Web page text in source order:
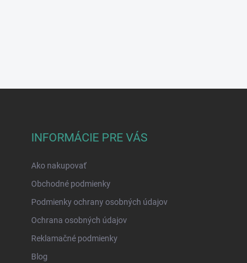
INFORMÁCIE PRE VÁS
Ako nakupovať
Obchodné podmienky
Podmienky ochrany osobných údajov
Ochrana osobných údajov
Reklamačné podmienky
Blog